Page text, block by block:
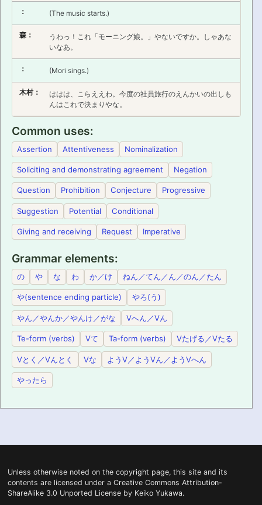
： (The music starts.)
森：
うわっ！これ「モーニング娘。」やないですか。しゃあな
いなあ。
： (Mori sings.)
木村：
ははは、こらええわ。今度の社員旅行のえんかいの出しも
んはこれで決まりやな。
Common uses
Assertion Attentiveness Nominalization
Soliciting and demonstrating agreement Negation
Question Prohibition Conjecture Progressive
Suggestion Potential Conditional
Giving and receiving Request Imperative
Grammar elements
の や な わ か／け ねん／てん／ん／のん／たん
や(sentence ending particle) やろ(う)
やん／やんか／やんけ／がな Vへん／Vん
Te-form (verbs) Vて Ta-form (verbs) Vたげる／Vたる
Vとく／Vんとく Vな ようV／ようVん／ようVへん
やったら
Unless otherwise noted on the copyright page, this site and its
contents are licensed under a Creative Commons Attribution-
ShareAlike 3.0 Unported Licenseby Keiko Yukawa.